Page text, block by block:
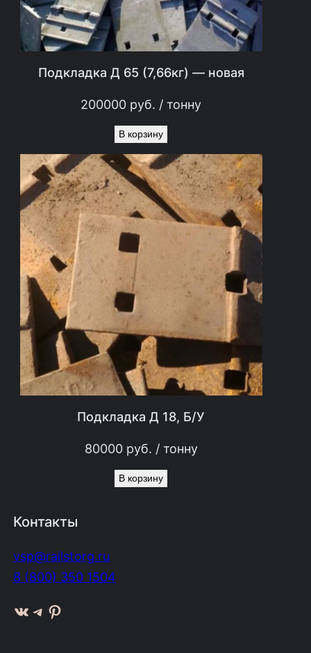
Подкладка Д 65 (7,66кг) — новая
200000 руб. / тонну
В корзину
Подкладка Д 18, Б/У
80000руб. / тонну
В корзину
Контакты
vsp@railstorg.ru
8 (800) 350 1504
ВКонтакте Telegram Pinterest